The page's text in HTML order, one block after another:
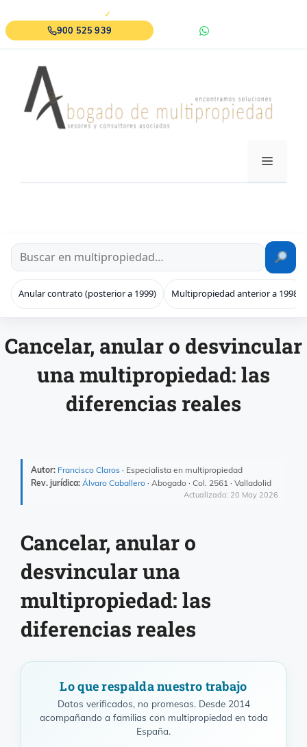
al
contenido
✓
900 525 939
MENÚ
Anular contrato (posterior a 1999) Multipropiedad anterior a 1998
Cancelar, anular o desvincular
una multipropiedad: las
diferencias reales
Autor: Francisco Claros · Especialista en multipropiedad
Rev. jurídica: Álvaro Caballero · Abogado · Col. 2561 · Valladolid
Actualizado: 20 May 2026
Cancelar, anular o
desvincular una
multipropiedad: las
diferencias reales
Lo que respalda nuestro trabajo
Datos verificados, no promesas. Desde 2014
acompañando a familias con multipropiedad en toda
España.